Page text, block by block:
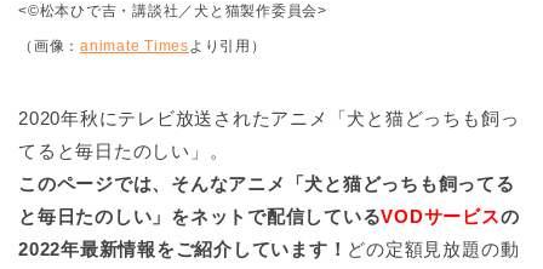
<©松本ひで吉・講談社／犬と猫製作委員会>
（画像：animate Timesより引用）
2020年秋にテレビ放送されたアニメ「犬と猫どっちも飼っ
てると毎日たのしい」。
このページでは、そんなアニメ「犬と猫どっちも飼ってる
と毎日たのしい」をネットで配信しているVODサービスの
2022年最新情報をご紹介しています！ どの定額見放題の動